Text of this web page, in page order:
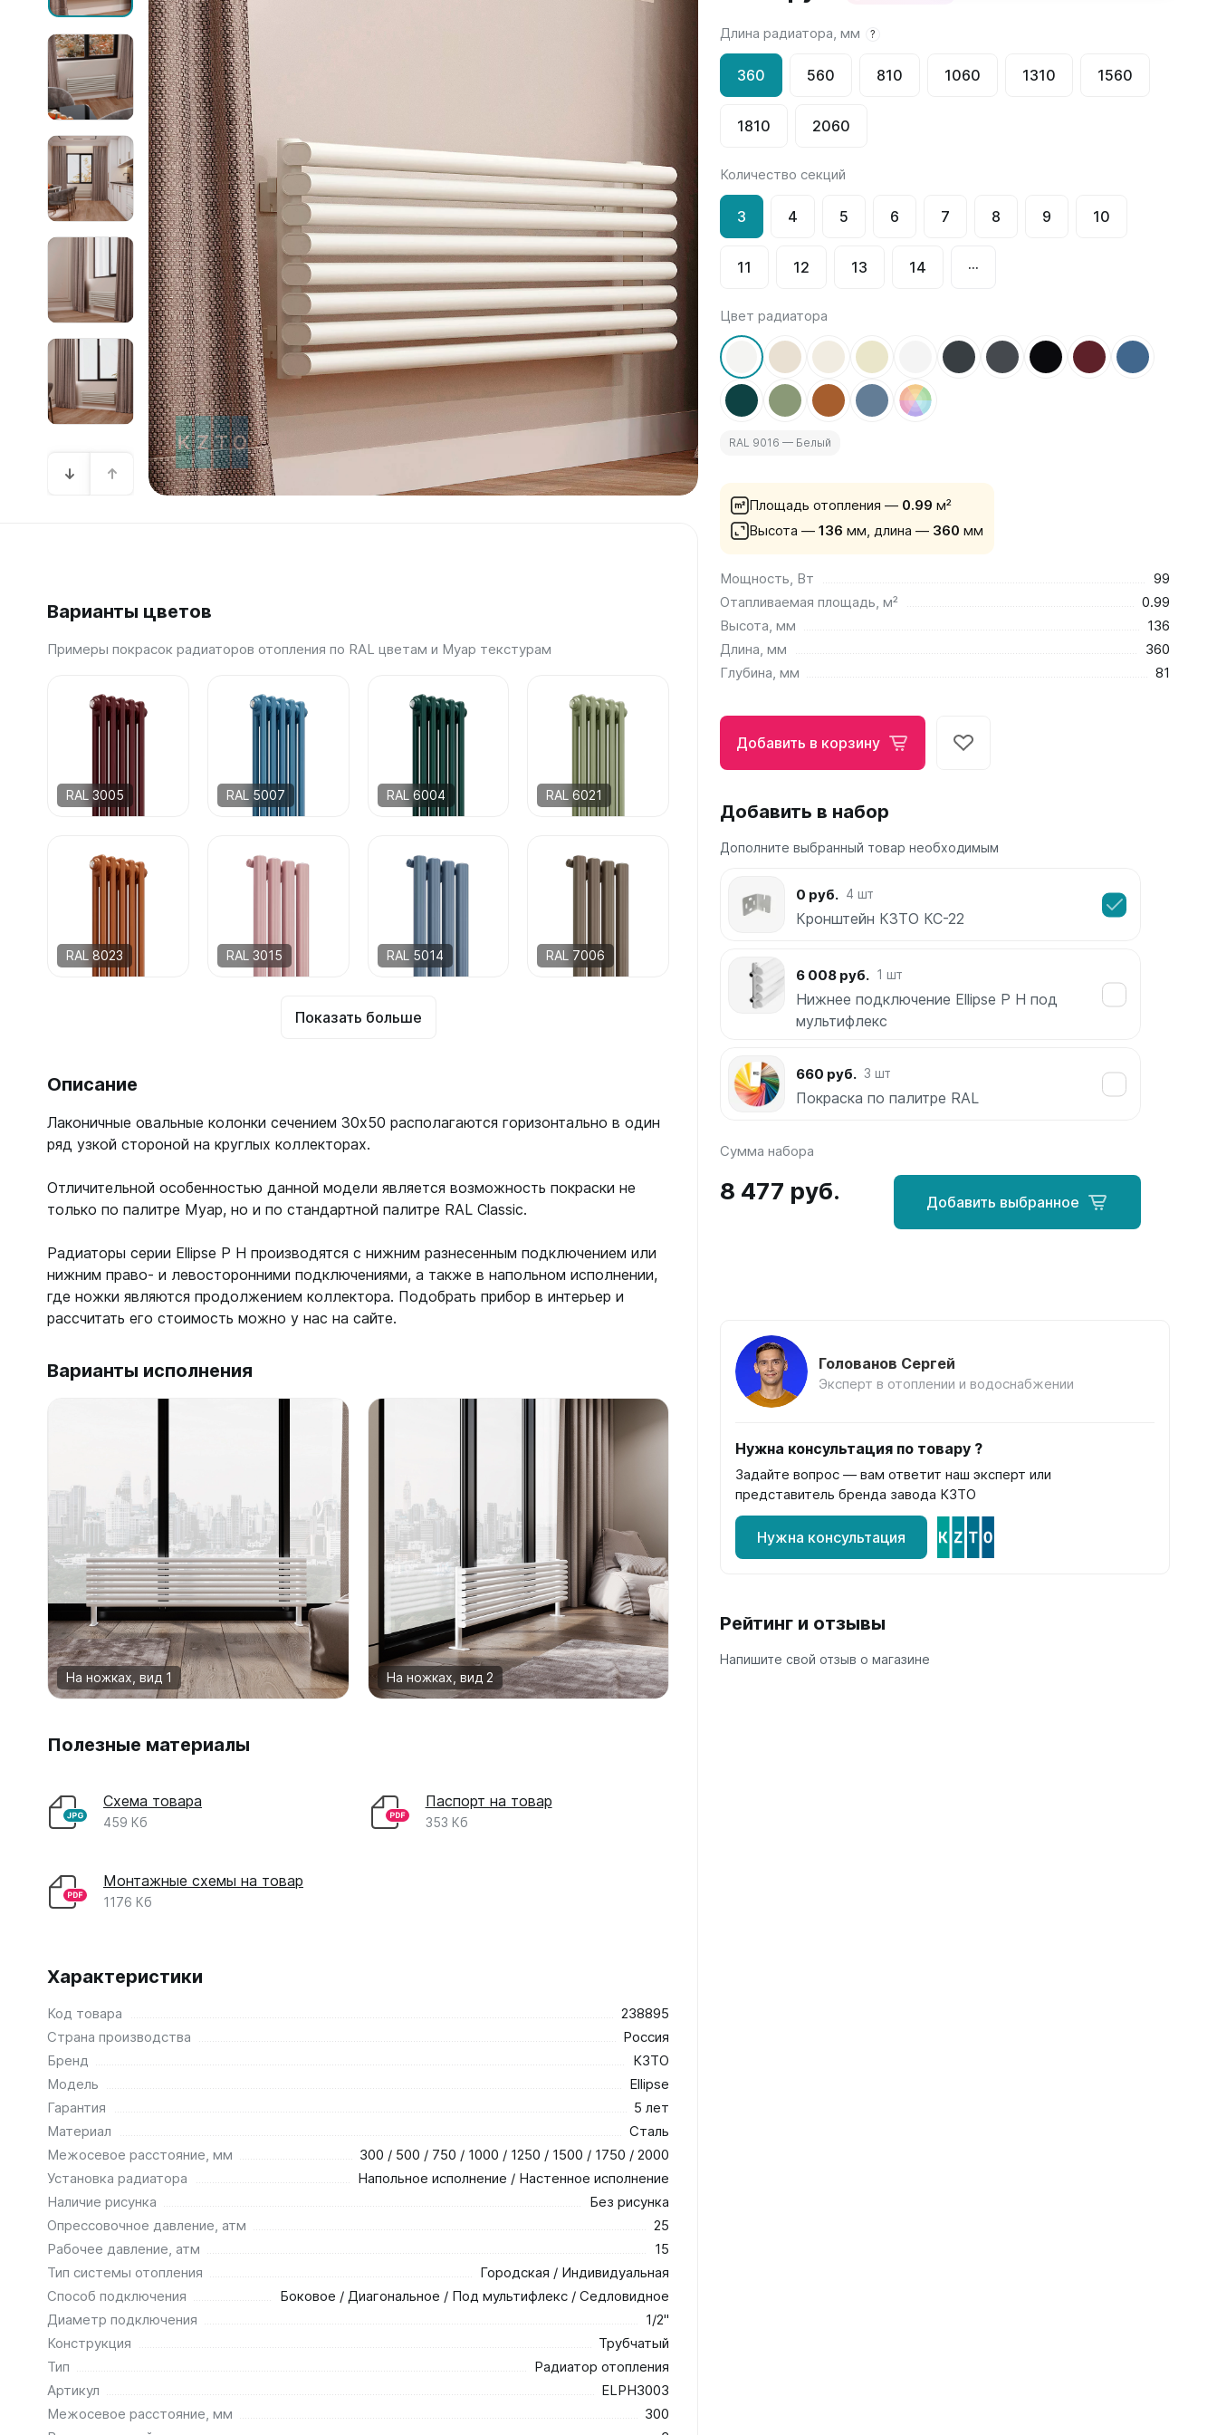
Могут быть трудности с получением
сообщений в WhatsApp и Telegram,
воспользуйтесь другими каналами
связи.
Написать в WhatsApp
Написать в Telegram
Написать в Max
Гармония А25 N
Гармония А20
РС и РСК Соло
Соло В
Параллели
Параллели В
Параллели Г
Quadrum
Quadrum 30 H
Quadrum 30 V
Quadrum 40 H
Quadrum 40 V
Quadrum 50 H
Quadrum 50 V
Еще...
Quadrum NEO
Quadrum Neo 50 V
Завалинка Гармония
Зеркала
Зеркало Г
Длина радиатора, мм ?
360 560 810 1060 1310 1560
1810 2060
Количество секций
3 4 5 6 7 8 9 10
11 12 13 14 ···
Цвет радиатора
RAL 9016 — Белый
Площадь отопления — 0.99 м²
Высота —136 мм,длина — 360 мм
Мощность, Вт
99
Отапливаемая площадь, м²
0.99
Высота, мм
136
Длина, мм
360
Глубина, мм
81
Добавить в корзину
Добавить в набор
Дополните выбранный товар необходимым
0 руб. 4 шт
Кронштейн КЗТО КС-22
6 008 руб. 1 шт
Нижнее подключение Ellipse P H под
мультифлекс
660 руб. 3 шт
Покраска по палитре RAL
Сумма набора
8 477 руб. Добавить выбранное
Голованов Сергей
Эксперт в отоплении и водоснабжении
Нужна консультация по товару ?
Задайте вопрос — вам ответит наш эксперт или
представитель бренда завода КЗТО
Нужна консультация
Рейтинг и отзывы
Напишите свой отзыв о магазине
Варианты цветов
Примеры покрасок радиаторов отопления по RAL цветам и Муар текстурам
RAL 3005 RAL 5007 RAL 6004 RAL 6021
RAL 8023 RAL 3015 RAL 5014 RAL 7006
Показать больше
Описание
Лаконичные овальные колонки сечением 30х50 располагаются горизонтально в один
ряд узкой стороной на круглых коллекторах.
Отличительной особенностью данной модели является возможность покраски не
только по палитре Муар, но и по стандартной палитре RAL Classic.
Радиаторы серии Ellipse P H производятся с нижним разнесенным подключением или
нижним право- и левосторонними подключениями, а также в напольном исполнении,
где ножки являются продолжением коллектора. Подобрать прибор в интерьер и
рассчитать его стоимость можно у нас на сайте.
Варианты исполнения
На ножках, вид 1 На ножках, вид 2
Полезные материалы
Схема товара
459 Кб
Паспорт на товар
353 Кб
Монтажные схемы на товар
1176 Кб
Характеристики
Код товара
238895
Страна производства
Россия
Бренд
КЗТО
Модель
Ellipse
Гарантия
5 лет
Материал
Сталь
Межосевое расстояние, мм
300 / 500 / 750 / 1000 / 1250 / 1500 / 1750 / 2000
Установка радиатора
Напольное исполнение / Настенное исполнение
Наличие рисунка
Без рисунка
Опрессовочное давление, атм
25
Рабочее давление, атм
15
Тип системы отопления
Городская / Индивидуальная
Способ подключения
Боковое / Диагональное / Под мультифлекс / Седловидное
Диаметр подключения
1/2"
Конструкция
Трубчатый
Тип
Радиатор отопления
Артикул
ELPH3003
Межосевое расстояние, мм
300